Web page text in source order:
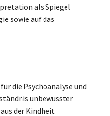
als Spiegel
sowie auf das
die Psychoanalyse und
unbewusster
der Kindheit